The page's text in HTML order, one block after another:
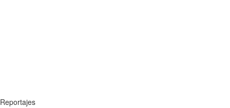
Reportajes